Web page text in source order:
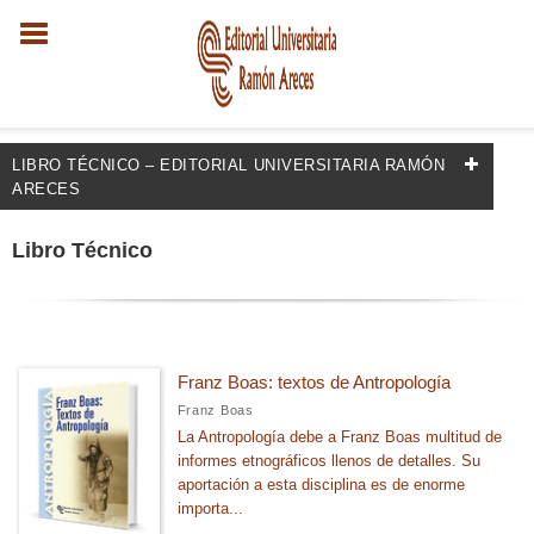
LIBRO TÉCNICO – EDITORIAL UNIVERSITARIA RAMÓN
ARECES
FILTRADO POR:
Sociología
Antropología social y cultural, etnografía
Libro Técnico
Franz Boas: textos de Antropología
Franz Boas
La Antropología debe a Franz Boas multitud de
informes etnográficos llenos de detalles. Su
aportación a esta disciplina es de enorme
importa...